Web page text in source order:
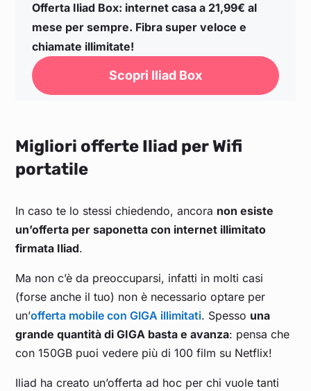
Offerta Iliad Box: internet casa a 21,99€ al
mese per sempre. Fibra super veloce e
chiamate illimitate!
Scopri Iliad Box
Migliori offerte Iliad per Wifi
portatile
In caso te lo stessi chiedendo, ancora non esiste
un’offerta per saponetta con internet illimitato
firmata Iliad.
Ma non c’è da preoccuparsi, infatti in molti casi
(forse anche il tuo) non è necessario optare per
un’offerta mobile con GIGA illimitati. Spesso una
grande quantità di GIGA basta e avanza: pensa che
con 150GB puoi vedere più di 100 film su Netflix!
Iliad ha creato un’offerta ad hoc per chi vuole tanti